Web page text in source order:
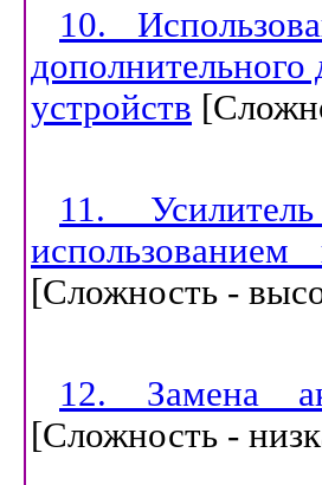
10.
устройств [
11.
[Сложность -
12. Замена
[Сложность -